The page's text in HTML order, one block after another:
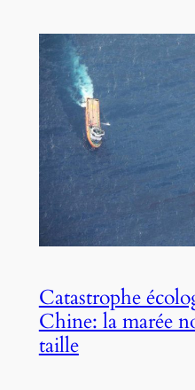
Catastrophe
Chine: la marée
taille